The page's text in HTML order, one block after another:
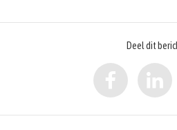
Deel dit